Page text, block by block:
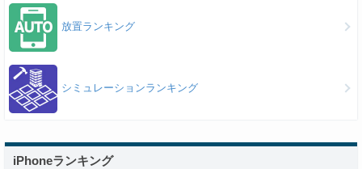
放置ランキング
シミュレーションランキング
iPhoneランキング